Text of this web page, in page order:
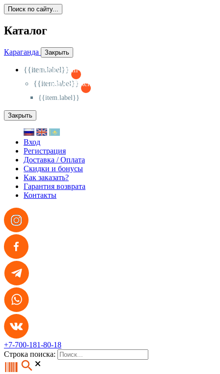
Поиск по сайту...
Каталог
Караганда Закрыть
{{item.label}}
{{activeItem==item.id?'-
{{item.label}}
{{activeSubitem==item.id?'-
{{item.label}}
Закрыть
Вход
Регистрация
Доставка / Оплата
Скидки и бонусы
Как заказать?
Гарантия возврата
Контакты
+7-700-181-80-18
Строка поиска: